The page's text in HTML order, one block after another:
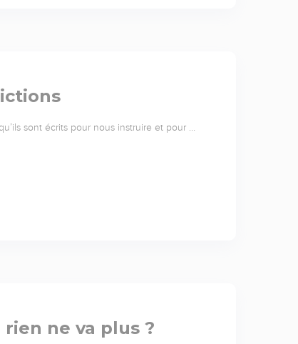
sont écrits pour nous instruire et pour …
ne va plus ?